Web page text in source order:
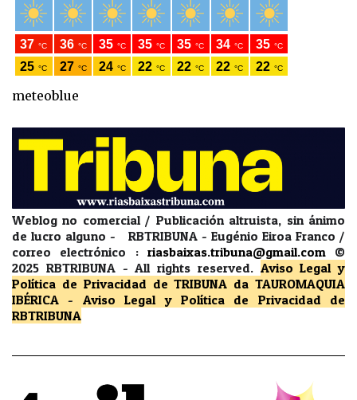
meteoblue
Weblog no comercial / Publicación altruista, sin ánimo
de lucro alguno - RBTRIBUNA - Eugénio Eiroa Franco /
correo electrónico : riasbaixas.tribuna@gmail.com
©
2025 RBTRIBUNA -All rights reserved. Aviso Legal y
Política de Privacidad de TRIBUNA da TAUROMAQUIA
IBÉRICA - Aviso Legal y Política de Privacidad
de
RBTRIBUNA